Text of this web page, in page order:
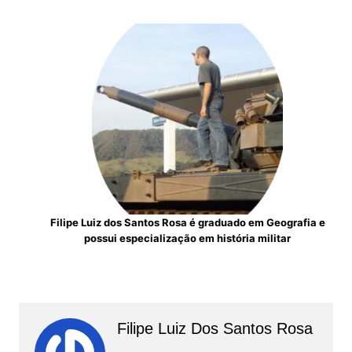
Filipe Luiz dos Santos Rosa é graduado em Geografia e
possui especialização em história militar
Filipe Luiz Dos Santos Rosa